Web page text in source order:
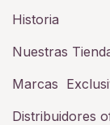
Historia​
Nuestras
Marcas
Distribuidores